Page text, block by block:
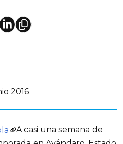
2016
A casi una semana de